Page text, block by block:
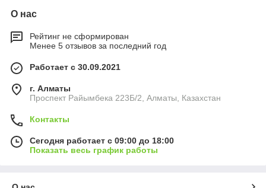
О нас
Рейтинг не сформирован
Менее 5 отзывов за последний год
Работает с 30.09.2021
г. Алматы
Проспект Райымбека 223Б/2, Алматы, Казахстан
Контакты
Сегодня работает с 09:00 до 18:00
Показать весь график работы